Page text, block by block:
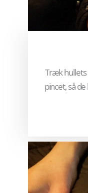
Træk
pincet, så